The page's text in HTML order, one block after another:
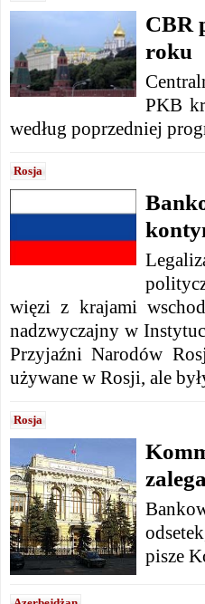
CBR
roku
PKB
według poprzedniej
Rosja
więzi z krajami
nadzwyczajny w
Przyjaźni Narodów
używane w Rosji, ale
Rosja
pisze